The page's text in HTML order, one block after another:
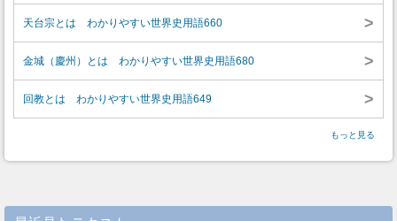
天台宗とは わかりやすい世界史用語660 >
金城（慶州）とは わかりやすい世界史用語680 >
回教とは わかりやすい世界史用語649 >
もっと見る